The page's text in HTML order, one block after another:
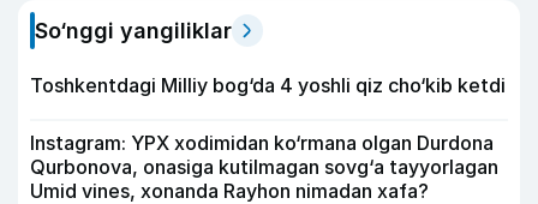
So‘nggi yangiliklar
Toshkentdagi Milliy bog‘da 4 yoshli qiz cho‘kib ketdi
Instagram: YPX xodimidan ko‘rmana olgan Durdona
Qurbonova, onasiga kutilmagan sovg‘a tayyorlagan
Umid vines, xonanda Rayhon nimadan xafa?